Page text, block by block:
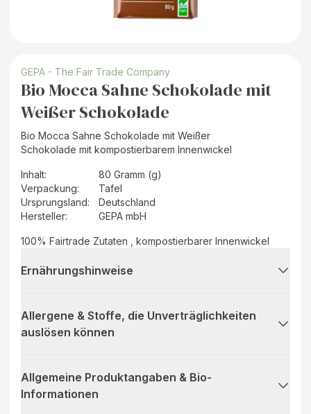
GEPA - The Fair Trade Company
Bio Mocca Sahne Schokolade mit
Weißer Schokolade
Bio Mocca Sahne Schokolade mit Weißer
Schokolade mit kompostierbarem Innenwickel
Inhalt:
80 Gramm (g)
Verpackung:
Tafel
Ursprungsland:
Deutschland
Hersteller: GEPA mbH
100% Fairtrade Zutaten , kompostierbarer Innenwickel
Ernährungshinweise
Allergene & Stoffe, die Unverträglichkeiten
auslösen können
Allgemeine Produktangaben & Bio-
Informationen